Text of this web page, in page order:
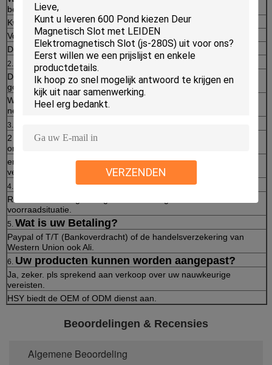
VERZENDEN
betalingsmanier
Kwaliteitsborgingcontract
Volledige terugbetaling in het geval van slechte kwaliteit
De kleine Orde of de Grote Orde allen keurt goed (OEM/ODM)
2. Wat is uw MOQ?
De grote Orde of de Steekproeforde allen keurt door ons bedrijf
goed.
Wij die nieuwe klanten begrijpen kunnen steekproef het testen
nemen om onze kwaliteit en dienst te kennen.
3.
2 jaar garantie van de datum van levering, a-leventechnische
ondersteuning.
en wij zullen volledig geld naar klant terugkeren als wij niet
verschepende juiste punten als contract.
4. Wat is uw levertijd?
Rond 2~7 werkdagen volgens nauwkeurige ordehoeveelheid en
voorraadsituatie.
5. Wat is uw Betaling?
Paypal of T/T (Bankoverdracht) of de handelsverzekering van
Western Union ook Ali.
6. Uw producten kunnen worden aangepast?
Ja, zeker. pls sprekend aan verkoop over uw nauwkeurige
vereisten.
HSY biedt de OEM of ODM dienst aan.
Beoordelingen & Recensies
Algemene Beoordeling